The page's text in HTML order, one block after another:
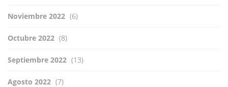
Noviembre 2022 (6)
Octubre 2022 (8)
Septiembre 2022 (13)
Agosto 2022 (7)